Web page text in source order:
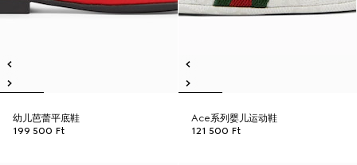
幼儿芭蕾平底鞋
199 500 Ft
Ace系列婴儿运动鞋
121 500 Ft